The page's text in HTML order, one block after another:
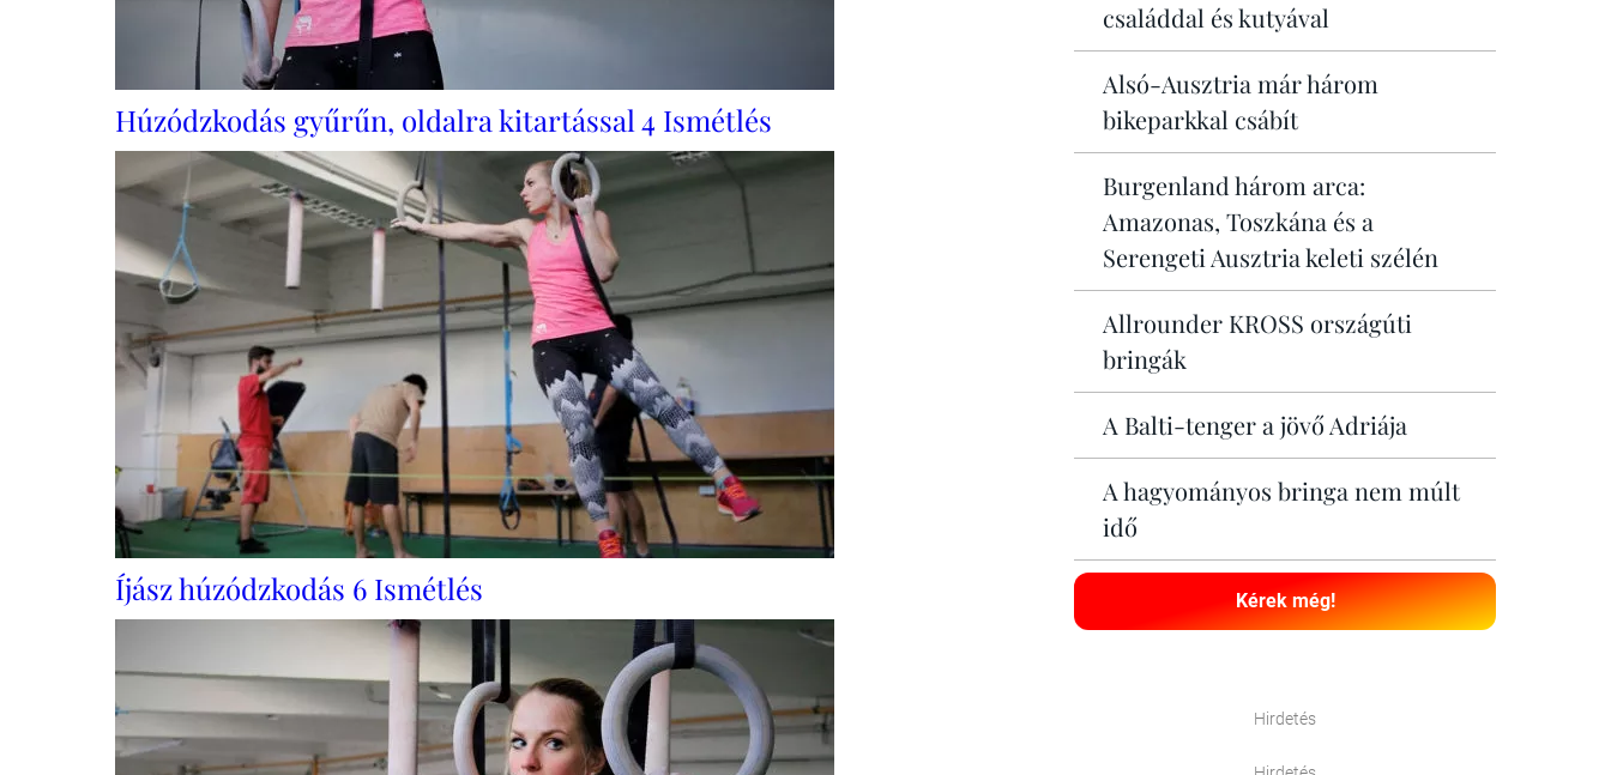
Húzódzkodás gyűrűn, oldalra kitartással 4 Ismétlés
Íjász húzódzkodás 6 Ismétlés
családdal és kutyával
Alsó-Ausztria már három
bikeparkkal csábít
Burgenland három arca:
Amazonas, Toszkána és a
Serengeti Ausztria keleti szélén
Allrounder KROSS országúti
bringák
A Balti-tenger a jövő Adriája
A hagyományos bringa nem múlt
idő
Kérek még!
Hirdetés